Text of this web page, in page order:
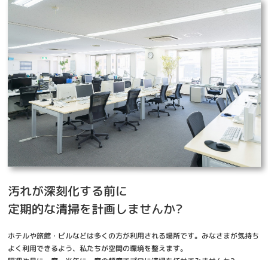
汚れが深刻化する前に
定期的な清掃を計画しませんか?
ホテルや旅館・ビルなどは多くの方が利用される場所です。みなさまが気持ち
よく利用できるよう、私たちが空間の環境を整えます。